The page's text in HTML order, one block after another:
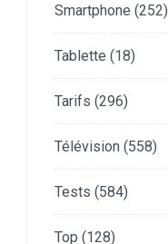
Smartphone (252)
Tablette (18)
Tarifs (296)
Télévision (558)
Tests (584)
Top (128)